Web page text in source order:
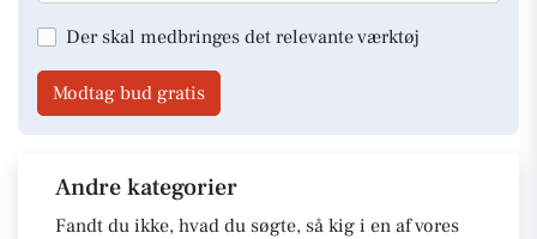
Der skal medbringes det relevante værktøj
Modtag bud gratis
Andre kategorier
Fandt du ikke, hvad du søgte, så kig i en af vores